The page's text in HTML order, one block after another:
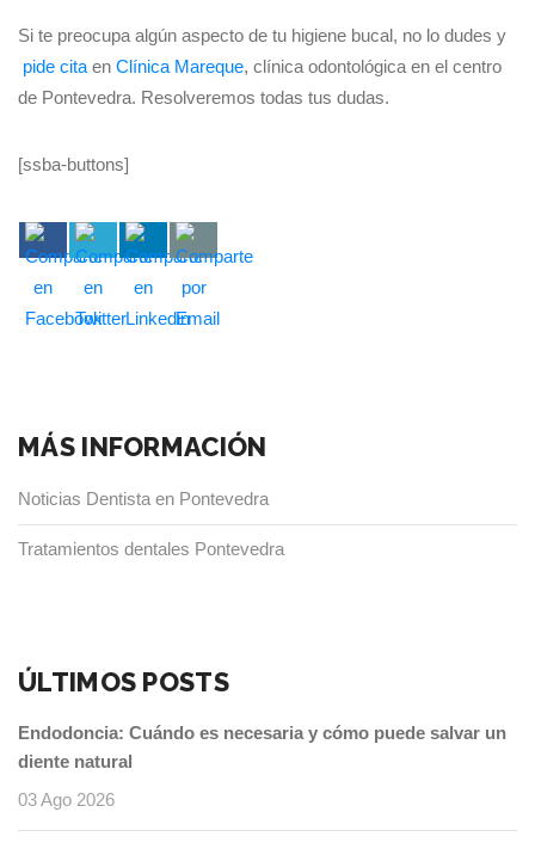
Si te preocupa algún aspecto de tu higiene bucal, no lo dudes y
pide cita en Clínica Mareque, clínica odontológica en el centro
de Pontevedra. Resolveremos todas tus dudas.
[ssba-buttons]
MÁS INFORMACIÓN
Noticias Dentista en Pontevedra
Tratamientos dentales Pontevedra
ÚLTIMOS POSTS
Endodoncia: Cuándo es necesaria y cómo puede salvar un
diente natural
03 Ago 2026